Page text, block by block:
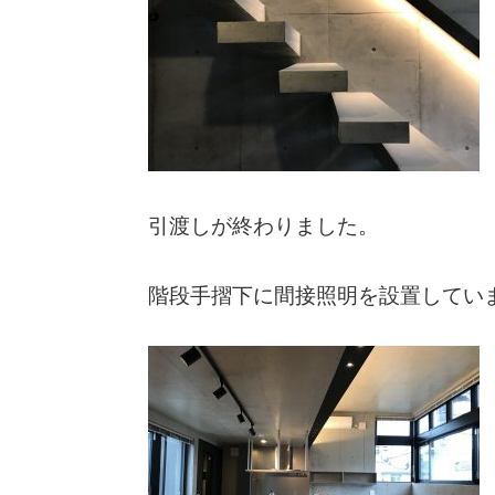
引渡しが終わりました。
階段手摺下に間接照明を設置してい